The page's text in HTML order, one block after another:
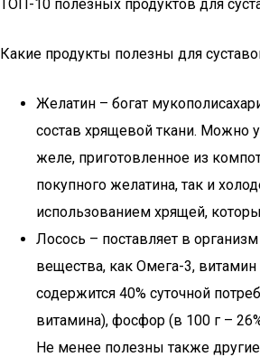
ТОП-10 полезных продуктов для
Какие продукты полезны для
Желатин – богат
состав хрящевой ткани. Можно
желе, приготовленное из
покупного желатина, так и
использованием хрящей,
Лосось – поставляет в
вещества, как Омега-3,
содержится 40% суточной
витамина), фосфор (в 100 г –
Не менее полезны также